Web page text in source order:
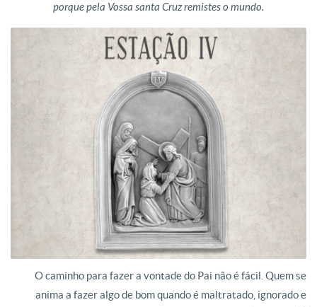
porque pela Vossa santa Cruz remistes o mundo.
O caminho para fazer a vontade do Pai não é fácil. Quem se
anima a fazer algo de bom quando é maltratado, ignorado e